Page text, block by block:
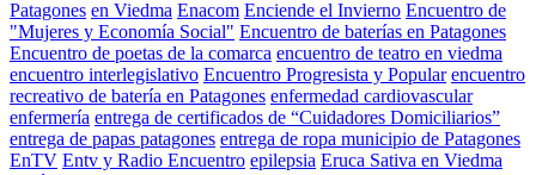
Patagones en Viedma Enacom Enciende el Invierno Encuentro de
"Mujeres y Economía Social" Encuentro de baterías en Patagones
Encuentro de poetas de la comarca encuentro de teatro en viedma
encuentro interlegislativo Encuentro Progresista y Popular encuentro
recreativo de batería en Patagones enfermedad cardiovascular
enfermería entrega de certificados de “Cuidadores Domiciliarios”
entrega de papas patagones entrega de ropa municipio de Patagones
EnTV Entv y Radio Encuentro epilepsia Eruca Sativa en Viedma